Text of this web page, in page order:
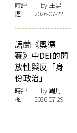
時評 | by 王建
鏗 | 2026-07-22
諾蘭《奧德
賽》中DEI的開
放性與反「身
份政治」
時評 | by周丹
楓 | 2026-07-29